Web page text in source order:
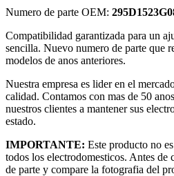
Numero de parte OEM:
Compatibilidad garantizada para un
sencilla. Nuevo numero de parte que
modelos de anos anteriores.
Nuestra empresa es lider en el
calidad. Contamos con mas de 50
nuestros clientes a mantener sus
estado.
IMPORTANTE: Este producto no
todos los electrodomesticos. Antes
de parte y compare la fotografia del